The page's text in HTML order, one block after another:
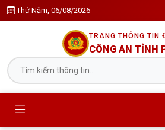
Thứ Năm, 06/08/2026
TRANG THÔNG TIN
CÔNG AN TỈNH